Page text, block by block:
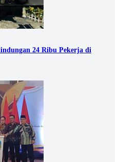
24 Ribu Pekerja di